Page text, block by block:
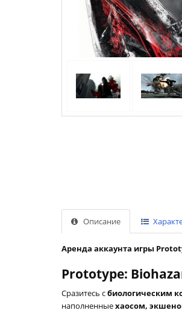
Описание
Аренда аккаунта игры
Prototype:
Сразитесь сбиологическим
наполненныехаосом,